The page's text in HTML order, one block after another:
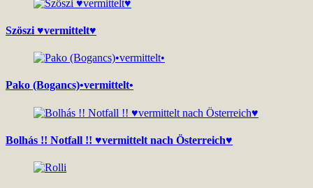
Szöszi ♥vermittelt♥
Pako (Bogancs)•vermittelt•
Bolhás !! Notfall !! ♥vermittelt nach Österreich♥